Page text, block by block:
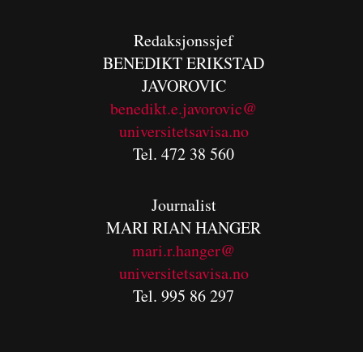
Redaksjonssjef
BENEDIKTERIKSTAD
JAVOROVIC
benedikt.e.javorovic@
universitetsavisa.no
Tel. 472 38 560
Journalist
MARI RIAN HANGER
mari.r.hanger@
universitetsavisa.no
Tel. 995 86 297